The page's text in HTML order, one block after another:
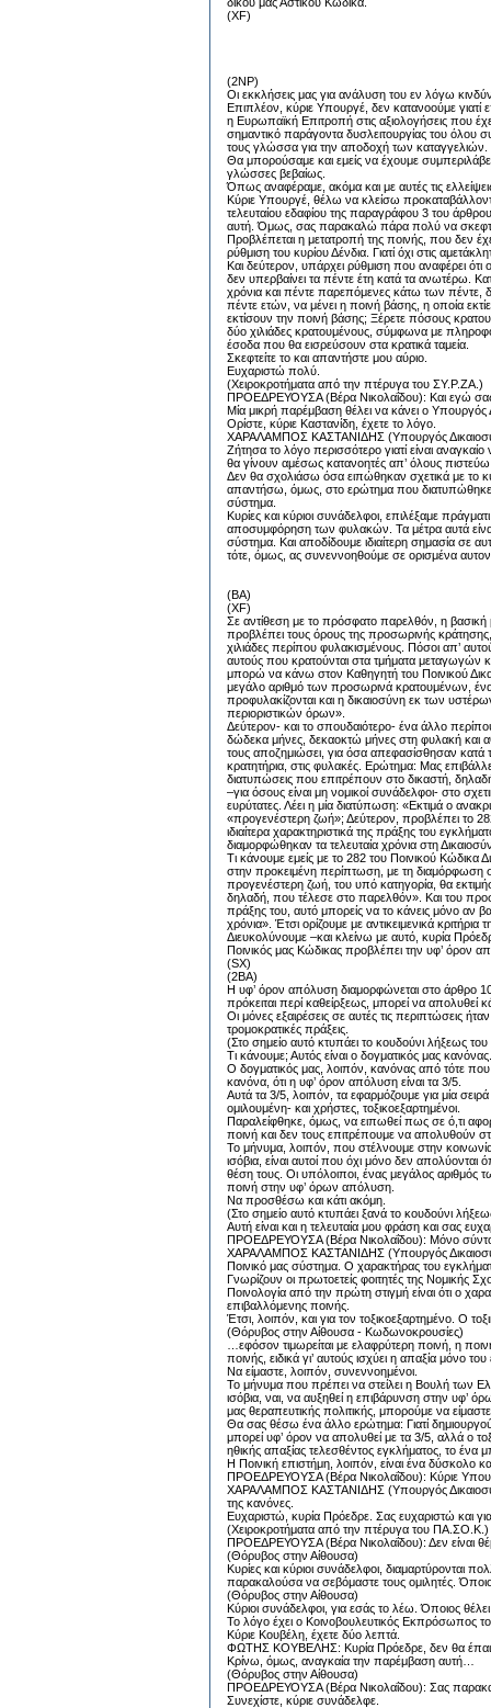
(XF)
(2NP)
Οι εκκλήσεις μας για ανάλυση του εν λόγω
Επιπλέον, κύριε Υπουργέ, δεν κατανοούμε γιατί
η Ευρωπαϊκή Επιτροπή στις αξιολογήσεις που
σημαντικό παράγοντα δυσλειτουργίας του όλου
τους γλώσσα για την αποδοχή των καταγγελιών.
Θα μπορούσαμε και εμείς να έχουμε
γλώσσες βεβαίως.
Όπως αναφέραμε, ακόμα και με αυτές τις
Κύριε Υπουργέ, θέλω να κλείσω
τελευταίου εδαφίου της παραγράφου 3 του άρθρου
αυτή. Όμως, σας παρακαλώ πάρα πολύ να
Προβλέπεται η μετατροπή της ποινής, που δεν
ρύθμιση του κυρίου Δένδια. Γιατί όχι στις
Και δεύτερον, υπάρχει ρύθμιση που αναφέρει ότι
δεν υπερβαίνει τα πέντε έτη κατά τα ανωτέρω.
χρόνια και πέντε παρεπόμενες κάτω των πέντε,
πέντε ετών, να μένει η ποινή βάσης, η οποία
εκτίσουν την ποινή βάσης; Ξέρετε πόσους
δύο χιλιάδες κρατουμένους, σύμφωνα με
έσοδα που θα εισρεύσουν στα κρατικά ταμεία.
Σκεφτείτε το και απαντήστε μου αύριο.
Ευχαριστώ πολύ.
(Χειροκροτήματα από την πτέρυγα του ΣΥ.Ρ.ΖΑ.)
ΠΡΟΕΔΡΕΥΟΥΣΑ (Βέρα Νικολαΐδου): Και εγώ
Μία μικρή παρέμβαση θέλει να κάνει ο Υπουργός
Ορίστε, κύριε Καστανίδη, έχετε το λόγο.
ΧΑΡΑΛΑΜΠΟΣ ΚΑΣΤΑΝΙΔΗΣ (Υπουργός
Ζήτησα το λόγο περισσότερο γιατί είναι
θα γίνουν αμέσως κατανοητές απ’ όλους
Δεν θα σχολιάσω όσα ειπώθηκαν σχετικά με το
απαντήσω, όμως, στο ερώτημα που διατυπώθηκε
σύστημα.
Κυρίες και κύριοι συνάδελφοι, επιλέξαμε
αποσυμφόρηση των φυλακών. Τα μέτρα αυτά
σύστημα. Και αποδίδουμε ιδιαίτερη σημασία σε
τότε, όμως, ας συνεννοηθούμε σε ορισμένα
(BA)
(XF)
Σε αντίθεση με το πρόσφατο παρελθόν, η
προβλέπει τους όρους της προσωρινής
χιλιάδες περίπου φυλακισμένους. Πόσοι απ’
αυτούς που κρατούνται στα τμήματα μεταγωγών
μπορώ να κάνω στον Καθηγητή του Ποινικού
μεγάλο αριθμό των προσωρινά κρατουμένων,
προφυλακίζονται και η δικαιοσύνη εκ των
περιοριστικών όρων».
Δεύτερον- και το σπουδαιότερο- ένα άλλο
δώδεκα μήνες, δεκαοκτώ μήνες στη φυλακή και
τους αποζημιώσει, για όσα απεφασίσθησαν κατά
κρατητήρια, στις φυλακές. Ερώτημα: Μας
διατυπώσεις που επιτρέπουν στο δικαστή,
–για όσους είναι μη νομικοί συνάδελφοι- στο
ευρύτατες. Λέει η μία διατύπωση: «Εκτιμά ο
«προγενέστερη ζωή»; Δεύτερον, προβλέπει το
ιδιαίτερα χαρακτηριστικά της πράξης του
διαμορφώθηκαν τα τελευταία χρόνια στη
Τι κάνουμε εμείς με το 282 του Ποινικού Κώδικα
στην προκειμένη περίπτωση, με τη διαμόρφωση
προγενέστερη ζωή, του υπό κατηγορία, θα
δηλαδή, που τέλεσε στο παρελθόν». Και του
πράξης του, αυτό μπορείς να το κάνεις μόνο αν
χρόνια». Έτσι ορίζουμε με αντικειμενικά
Διευκολύνουμε –και κλείνω με αυτό, κυρία
Ποινικός μας Κώδικας προβλέπει την υφ’ όρον
(SX)
(2BA)
Η υφ’ όρον απόλυση διαμορφώνεται στο άρθρο
πρόκειται περί καθείρξεως, μπορεί να απολυθεί
Οι μόνες εξαιρέσεις σε αυτές τις περιπτώσεις
τρομοκρατικές πράξεις.
(Στο σημείο αυτό κτυπάει το κουδούνι λήξεως
Τι κάνουμε; Αυτός είναι ο δογματικός μας
Ο δογματικός μας, λοιπόν, κανόνας από τότε
κανόνα, ότι η υφ’ όρον απόλυση είναι τα 3/5.
Αυτά τα 3/5, λοιπόν, τα εφαρμόζουμε για μία
ομιλουμένη- και χρήστες, τοξικοεξαρτημένοι.
Παραλείφθηκε, όμως, να ειπωθεί πως σε ό,τι
ποινή και δεν τους επιτρέπουμε να απολυθούν
Το μήνυμα, λοιπόν, που στέλνουμε στην κοινωνία
ισόβια, είναι αυτοί που όχι μόνο δεν απολύονται
θέση τους. Οι υπόλοιποι, ένας μεγάλος αριθμός
ποινή στην υφ’ όρων απόλυση.
Να προσθέσω και κάτι ακόμη.
(Στο σημείο αυτό κτυπάει ξανά το κουδούνι
Αυτή είναι και η τελευταία μου φράση και σας
ΠΡΟΕΔΡΕΥΟΥΣΑ (Βέρα Νικολαΐδου): Μόνο
ΧΑΡΑΛΑΜΠΟΣ ΚΑΣΤΑΝΙΔΗΣ (Υπουργός
Ποινικό μας σύστημα. Ο χαρακτήρας του
Γνωρίζουν οι πρωτοετείς φοιτητές της Νομικής
Ποινολογία από την πρώτη στιγμή είναι ότι ο
επιβαλλόμενης ποινής.
Έτσι, λοιπόν, και για τον τοξικοεξαρτημένο. Ο
(Θόρυβος στην Αίθουσα - Κωδωνοκρουσίες)
…εφόσον τιμωρείται με ελαφρύτερη ποινή, η
ποινής, ειδικά γι’ αυτούς ισχύει η απαξία μόνο
Να είμαστε, λοιπόν, συνεννοημένοι.
Το μήνυμα που πρέπει να στείλει η Βουλή των
ισόβια, ναι, να αυξηθεί η επιβάρυνση στην υφ’
μας θεραπευτικής πολιτικής, μπορούμε να
Θα σας θέσω ένα άλλο ερώτημα: Γιατί
μπορεί υφ’ όρον να απολυθεί με τα 3/5, αλλά ο
ηθικής απαξίας τελεσθέντος εγκλήματος, το ένα
Η Ποινική επιστήμη, λοιπόν, είναι ένα δύσκολο
ΠΡΟΕΔΡΕΥΟΥΣΑ (Βέρα Νικολαΐδου): Κύριε
ΧΑΡΑΛΑΜΠΟΣ ΚΑΣΤΑΝΙΔΗΣ (Υπουργός
της κανόνες.
Ευχαριστώ, κυρία Πρόεδρε. Σας ευχαριστώ και
(Χειροκροτήματα από την πτέρυγα του ΠΑ.ΣΟ.Κ.)
ΠΡΟΕΔΡΕΥΟΥΣΑ (Βέρα Νικολαΐδου): Δεν είναι
(Θόρυβος στην Αίθουσα)
Κυρίες και κύριοι συνάδελφοι, διαμαρτύρονται
παρακαλούσα να σεβόμαστε τους ομιλητές.
(Θόρυβος στην Αίθουσα)
Κύριοι συνάδελφοι, για εσάς το λέω. Όποιος
Το λόγο έχει ο Κοινοβουλευτικός Εκπρόσωπος
Κύριε Κουβέλη, έχετε δύο λεπτά.
ΦΩΤΗΣ ΚΟΥΒΕΛΗΣ: Κυρία Πρόεδρε, δεν θα
Κρίνω, όμως, αναγκαία την παρέμβαση αυτή…
(Θόρυβος στην Αίθουσα)
ΠΡΟΕΔΡΕΥΟΥΣΑ (Βέρα Νικολαΐδου): Σας
Συνεχίστε, κύριε συνάδελφε.